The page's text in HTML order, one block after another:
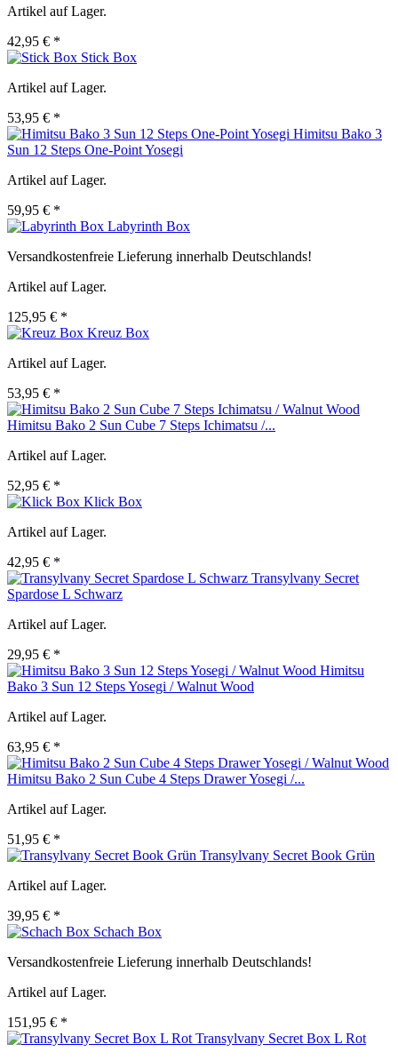
Artikel auf Lager.
42,95 € *
Stick Box
Artikel auf Lager.
53,95 € *
Himitsu Bako 3
Sun 12 Steps One-Point Yosegi
Artikel auf Lager.
59,95 € *
Labyrinth Box
Versandkostenfreie Lieferung innerhalb Deutschlands!
Artikel auf Lager.
125,95 € *
Kreuz Box
Artikel auf Lager.
53,95 € *
Himitsu Bako 2 Sun Cube 7 Steps Ichimatsu /...
Artikel auf Lager.
52,95 € *
Klick Box
Artikel auf Lager.
42,95 € *
Transylvany Secret
Spardose L Schwarz
Artikel auf Lager.
29,95 € *
Himitsu
Bako 3 Sun 12 Steps Yosegi / Walnut Wood
Artikel auf Lager.
63,95 € *
Himitsu Bako 2 Sun Cube 4 Steps Drawer Yosegi /...
Artikel auf Lager.
51,95 € *
Transylvany Secret Book Grün
Artikel auf Lager.
39,95 € *
Schach Box
Versandkostenfreie Lieferung innerhalb Deutschlands!
Artikel auf Lager.
151,95 € *
Transylvany Secret Box L Rot